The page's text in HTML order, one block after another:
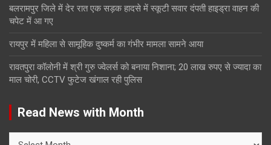
बलरामपुर जिले में देर रात एक सड़क हादसे में स्कूटी सवार दंपती हाइड्रा वाहन की
चपेट में आ गए
रायपुर में महिला से सामूहिक दुष्कर्म का गंभीर मामला सामने आया
रावतपुरा कॉलोनी में श्री गुरु ज्वेलर्स को बनाया निशाना; 20 लाख रुपए से ज्यादा का
माल चोरी, CCTV फुटेज खंगाल रही पुलिस
Read News with Month